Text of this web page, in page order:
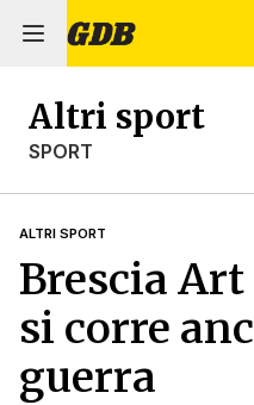
Altri sport
SPORT
ALTRI SPORT
Brescia
si corre
guerra